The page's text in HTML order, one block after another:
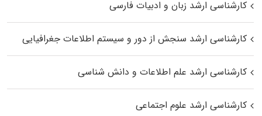
کارشناسی ارشد زبان و ادبیات فارسی
کارشناسی ارشد سنجش از دور و سیستم اطلاعات جغرافیایی
کارشناسی ارشد علم اطلاعات و دانش شناسی
کارشناسی ارشد علوم اجتماعی